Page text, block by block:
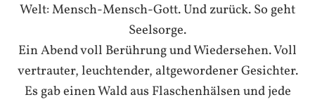
Welt: Mensch-Mensch-Gott. Und zurück. So geht
Seelsorge.
Ein Abend voll Berührung und Wiedersehen. Voll
vertrauter, leuchtender, altgewordener Gesichter.
Es gab einen Wald aus Flaschenhälsen und jede